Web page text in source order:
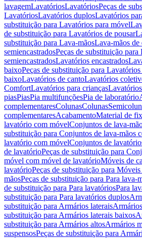
lavagemLavatóriosLavatóriosPeças de
LavatóriosLavatórios duplosLavatórios
substituição para Lavatórios para móvel
de substituição para Lavatórios de pousar
substituição para Lava-mãosLava-mãos de
semiencastradosPeças de substituição
semiencastradosLavatórios encastrados
baixoPeças de substituição para
baixoLavatórios de cantoLavatórios
ComfortLavatórios para crianças
piasPiasPia multifunçõesPia de laboratório
complementaresColunasColunas
complementaresAcabamentoMaterial de
lavatório com móvelConjuntos de lava-
substituição para Conjuntos de lava-mãos
lavatório com móvelConjuntos de
de lavatórioPeças de substituição para
móvel com móvel de lavatórioMóveis de
lavatórioPeças de substituição para
mãosPeças de substituição para Para lava-
de substituição para Para lavatóriosPara
substituição para Para lavatórios duplos
substituição para Armários laterais
substituição para Armários laterais baixos
substituição para Armários altosArmários
suspensosPeças de substituição para